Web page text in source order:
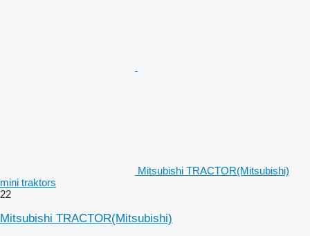
Mitsubishi TRACTOR(Mitsubishi)
mini traktors
22
Mitsubishi TRACTOR(Mitsubishi)